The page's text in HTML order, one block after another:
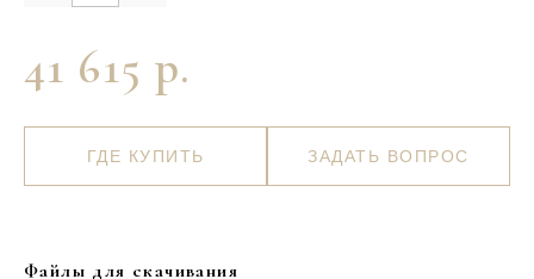
41 615 р.
ГДЕ КУПИТЬ ЗАДАТЬ ВОПРОС
Файлы для скачивания